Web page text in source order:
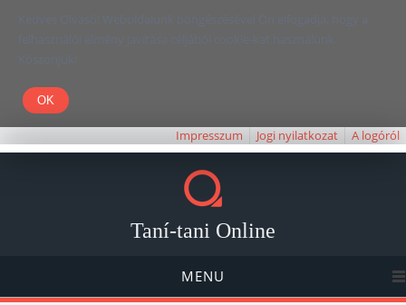
Kedves Olvasó! Weboldalunk böngészésével Ön elfogadja, hogy a
felhasználói élmény javítása céljából cookie-kat használunk.
Köszönjük!
Impresszum Jogi nyilatkozat A logóról
Taní-tani Online
MENU